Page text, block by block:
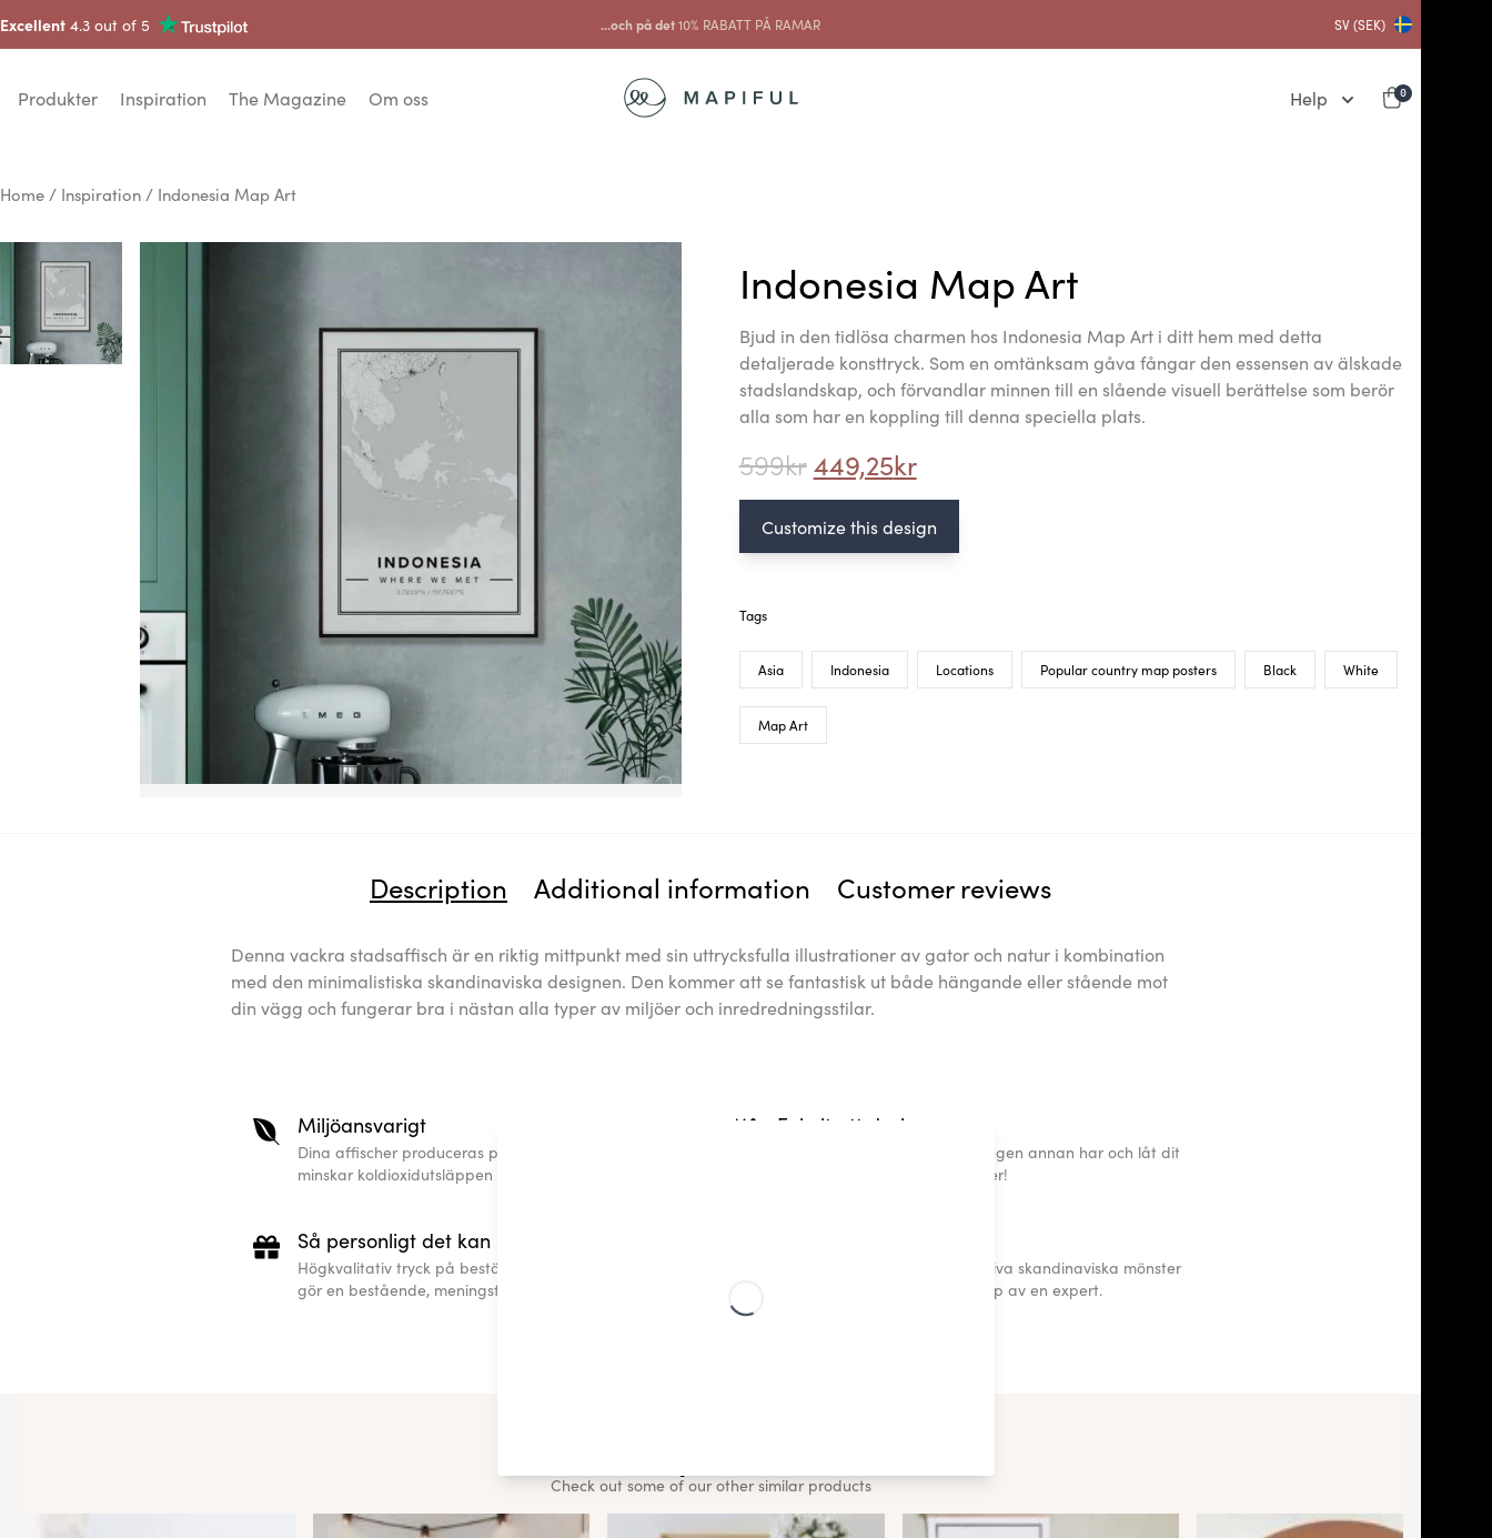
Excellent 4.3 out of 5 ...och på det10% RABATT PÅ RAMAR SV (SEK)
Produkter Inspiration The Magazine Om oss Help 0
Home / Inspiration / Indonesia Map Art
Indonesia Map Art
Bjud in den tidlösa charmen hos Indonesia Map Art i ditt hem med detta
detaljerade konsttryck. Som en omtänksam gåva fångar den essensen av älskade
stadslandskap, och förvandlar minnen till en slående visuell berättelse som berör
alla som har en koppling till denna speciella plats.
599kr449,25kr
Customize this design
Tags
Asia Indonesia Locations Popular country map posters Black White
Map Art
Description Additional information Customer reviews
Denna vackra stadsaffisch är en riktig mittpunkt med sin uttrycksfulla illustrationer av gator och natur i kombination
med den minimalistiska skandinaviska designen. Den kommer att se fantastisk ut både hängande eller stående mot
din vägg och fungerar bra i nästan alla typer av miljöer och inredredningsstilar.
Miljöansvarigt
Dina affischer produceras på lokal anläggning. Detta
minskar koldioxidutsläppen med 67%.
Enkelt att designa
Skapa enkel väggkonst som ingen annan har och låt dit
hem spegla dina bästa stunder!
Så personligt det kan bli
Högkvalitativ tryck på beställning, din personliga affisch
gör en bestående, meningsfull gåva.
Våra trendiga och högkvalitativa skandinaviska mönster
passar alla interiörer utan hjälp av en expert.
Check out some of our other similar products